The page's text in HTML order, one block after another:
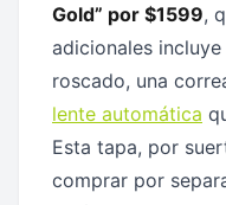
Gold” por $1599,
adicionales
roscado, una
lente automática
Esta tapa, por
comprar por